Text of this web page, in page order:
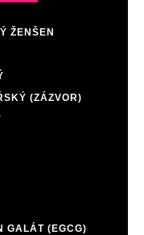
ŽENŠEN
(ZÁZVOR)
GALÁT (EGCG)